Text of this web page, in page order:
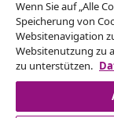
ein.
Wenn Sie auf „Alle
Speicherung von
Websitenavigation
Websitenutzung zu
zu unterstützen.